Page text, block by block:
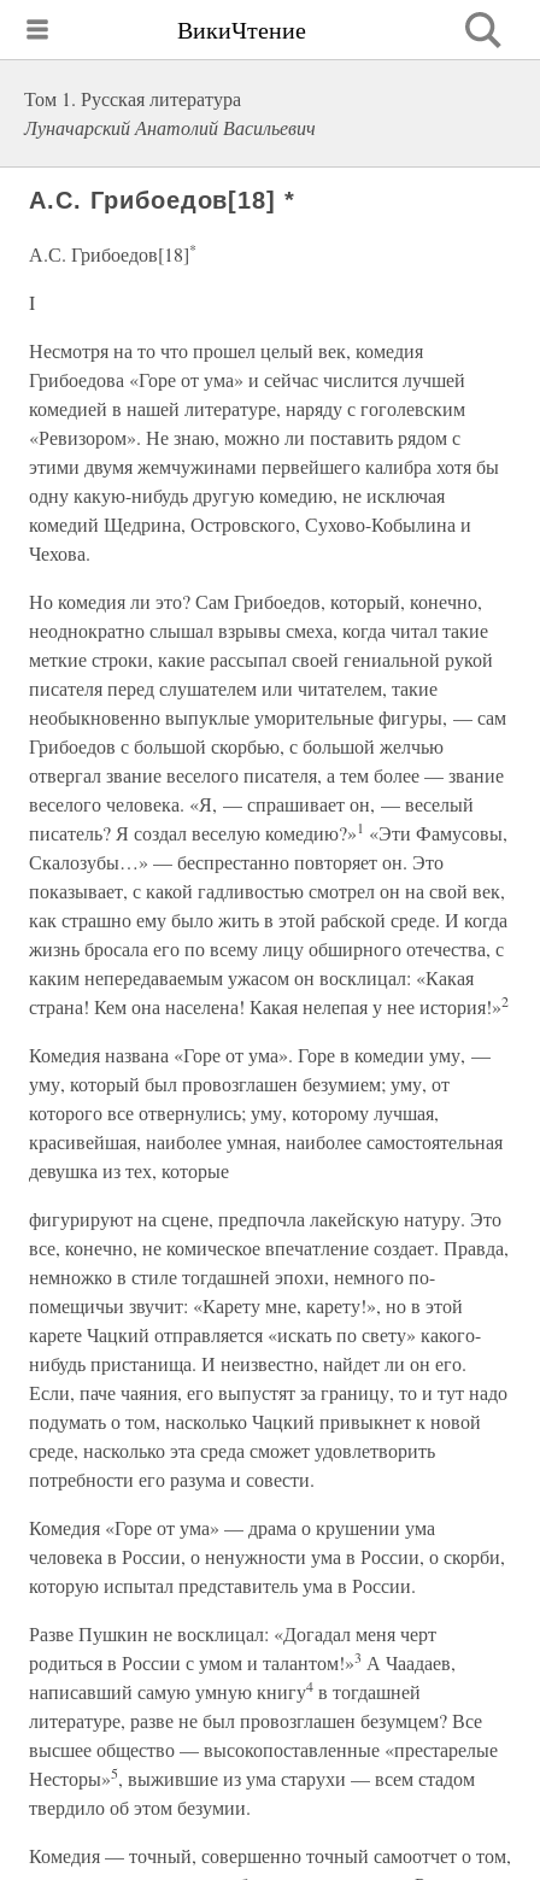
ВикиЧтение
Том 1. Русская литература
Луначарский Анатолий Васильевич
А.С. Грибоедов[18] *
А.С. Грибоедов[18]*
I
Несмотря на то что прошел целый век, комедия
Грибоедова «Горе от ума» и сейчас числится лучшей
комедией в нашей литературе, наряду с гоголевским
«Ревизором». Не знаю, можно ли поставить рядом с
этими двумя жемчужинами первейшего калибра хотя бы
одну какую-нибудь другую комедию, не исключая
комедий Щедрина, Островского, Сухово-Кобылина и
Чехова.
Но комедия ли это? Сам Грибоедов, который, конечно,
неоднократно слышал взрывы смеха, когда читал такие
меткие строки, какие рассыпал своей гениальной рукой
писателя перед слушателем или читателем, такие
необыкновенно выпуклые уморительные фигуры, — сам
Грибоедов с большой скорбью, с большой желчью
отвергал звание веселого писателя, а тем более — звание
веселого человека. «Я, — спрашивает он, — веселый
писатель? Я создал веселую комедию?»1 «Эти Фамусовы,
Скалозубы…» — беспрестанно повторяет он. Это
показывает, с какой гадливостью смотрел он на свой век,
как страшно ему было жить в этой рабской среде. И когда
жизнь бросала его по всему лицу обширного отечества, с
каким непередаваемым ужасом он восклицал: «Какая
страна! Кем она населена! Какая нелепая у нее история!»2
Комедия названа «Горе от ума». Горе в комедии уму, —
уму, который был провозглашен безумием; уму, от
которого все отвернулись; уму, которому лучшая,
красивейшая, наиболее умная, наиболее самостоятельная
девушка из тех, которые
фигурируют на сцене, предпочла лакейскую натуру. Это
все, конечно, не комическое впечатление создает. Правда,
немножко в стиле тогдашней эпохи, немного по-
помещичьи звучит: «Карету мне, карету!», но в этой
карете Чацкий отправляется «искать по свету» какого-
нибудь пристанища. И неизвестно, найдет ли он его.
Если, паче чаяния, его выпустят за границу, то и тут надо
подумать о том, насколько Чацкий привыкнет к новой
среде, насколько эта среда сможет удовлетворить
потребности его разума и совести.
Комедия «Горе от ума» — драма о крушении ума
человека в России, о ненужности ума в России, о скорби,
которую испытал представитель ума в России.
Разве Пушкин не восклицал: «Догадал меня черт
родиться в России с умом и талантом!»3 А Чаадаев,
написавший самую умную книгу4 в тогдашней
литературе, разве не был провозглашен безумцем? Все
высшее общество — высокопоставленные «престарелые
Несторы»5, выжившие из ума старухи — всем стадом
твердило об этом безумии.
Комедия — точный, совершенно точный самоотчет о том,